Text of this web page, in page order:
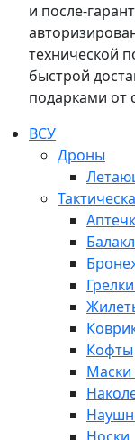
и после-
технической
быстрой
подарками от
ВСУ
Дроны
Кофты
Маски